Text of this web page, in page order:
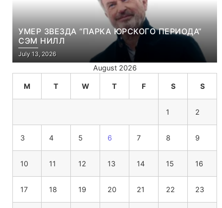
УМЕР ЗВЕЗДА “ПАРКА ЮРСКОГО ПЕРИОДА”
СЭМ НИЛЛ
July 13, 2026
August 2026
M T W T F S S
1 2
3 4 5 6 7 8 9
10 11 12 13 14 15 16
17 18 19 20 21 22 23